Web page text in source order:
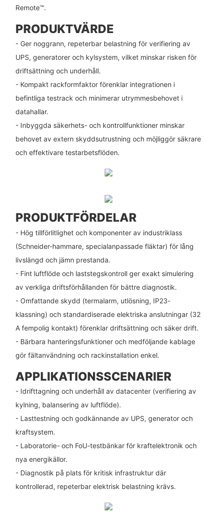
Remote™.
PRODUKTVÄRDE
- Ger noggrann, repeterbar belastning för verifiering av
UPS, generatorer och kylsystem, vilket minskar risken för
driftsättning och underhåll.
- Kompakt rackformfaktor förenklar integrationen i
befintliga testrack och minimerar utrymmesbehovet i
datahallar.
- Inbyggda säkerhets- och kontrollfunktioner minskar
behovet av extern skyddsutrustning och möjliggör säkrare
och effektivare testarbetsflöden.
PRODUKTFÖRDELAR
- Hög tillförlitlighet och komponenter av industriklass
(Schneider-hammare, specialanpassade fläktar) för lång
livslängd och jämn prestanda.
- Fint luftflöde och laststegskontroll ger exakt simulering
av verkliga driftsförhållanden för bättre diagnostik.
- Omfattande skydd (termalarm, utlösning, IP23-
klassning) och standardiserade elektriska anslutningar (32
A fempolig kontakt) förenklar driftsättning och säker drift.
- Bärbara hanteringsfunktioner och medföljande kablage
gör fältanvändning och rackinstallation enkel.
APPLIKATIONSSCENARIER
- Idrifttagning och underhåll av datacenter (verifiering av
kylning, balansering av luftflöde).
- Lasttestning och godkännande av UPS, generator och
kraftsystem.
- Laboratorie- och FoU-testbänkar för kraftelektronik och
nya energikällor.
- Diagnostik på plats för kritisk infrastruktur där
kontrollerad, repeterbar elektrisk belastning krävs.